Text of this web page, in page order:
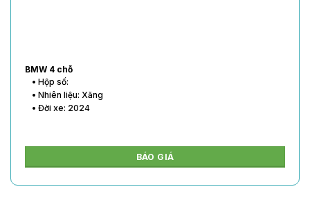
BMW 4 chỗ
• Hộp số:
• Nhiên liệu: Xăng
• Đời xe: 2024
BÁO GIÁ